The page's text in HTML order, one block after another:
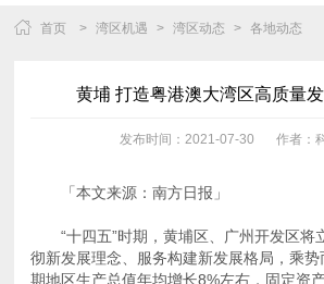
首页 > 湾区机遇 > 湾区动态 > 各地动态
黄埔 打造粤港澳大湾区高质量
发布时间：2021-07-30 作者：
「本文来源：南方日报」